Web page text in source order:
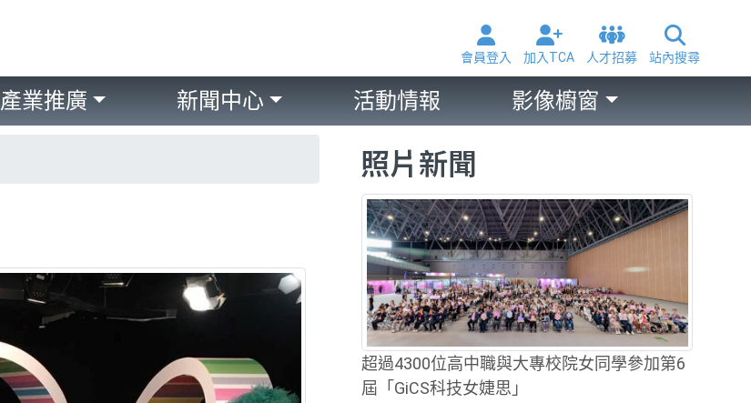
會員登入 加入TCA 人才招募 站內搜尋
產業推廣 新聞中心 活動情報 影像櫥窗
照片新聞
超過4300位高中職與大專校院女同學參加第6
屆「GiCS科技女婕思」